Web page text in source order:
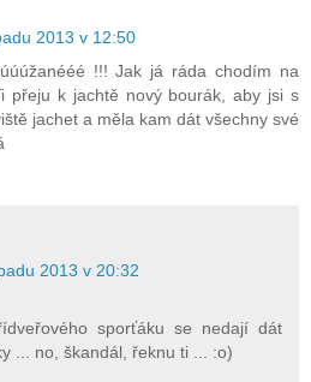
2013 v 12:50
!!! Jak já ráda chodím na
přeju k jachtě nový bourák, aby jsi s
jachet a měla kam dát všechny své
2013 v 20:32
sporťáku se nedají dát
... no, škandál, řeknu ti ... :o)